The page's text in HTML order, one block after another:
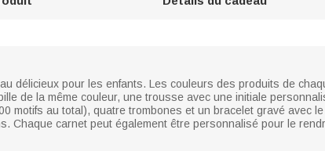
délicieux pour les enfants. Les couleurs des produits de
de la même couleur, une trousse avec une initiale
motifs au total), quatre trombones et un bracelet gravé avec
Chaque carnet peut également être personnalisé pour le